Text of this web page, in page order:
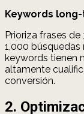
Keywords
Prioriza frases
1,000 búsquedas
keywords tienen
altamente
conversión.
2.